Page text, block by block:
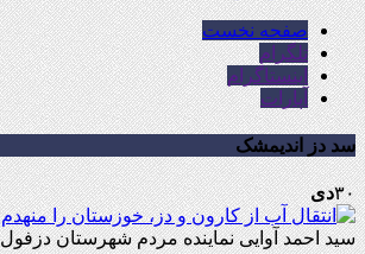
صفحه نخست
تلگرام
اینستاگرام
آپارات
سد دز اندیمشک
۳۰دی
سید احمد آوایی نماینده مردم شهرستان دزفول